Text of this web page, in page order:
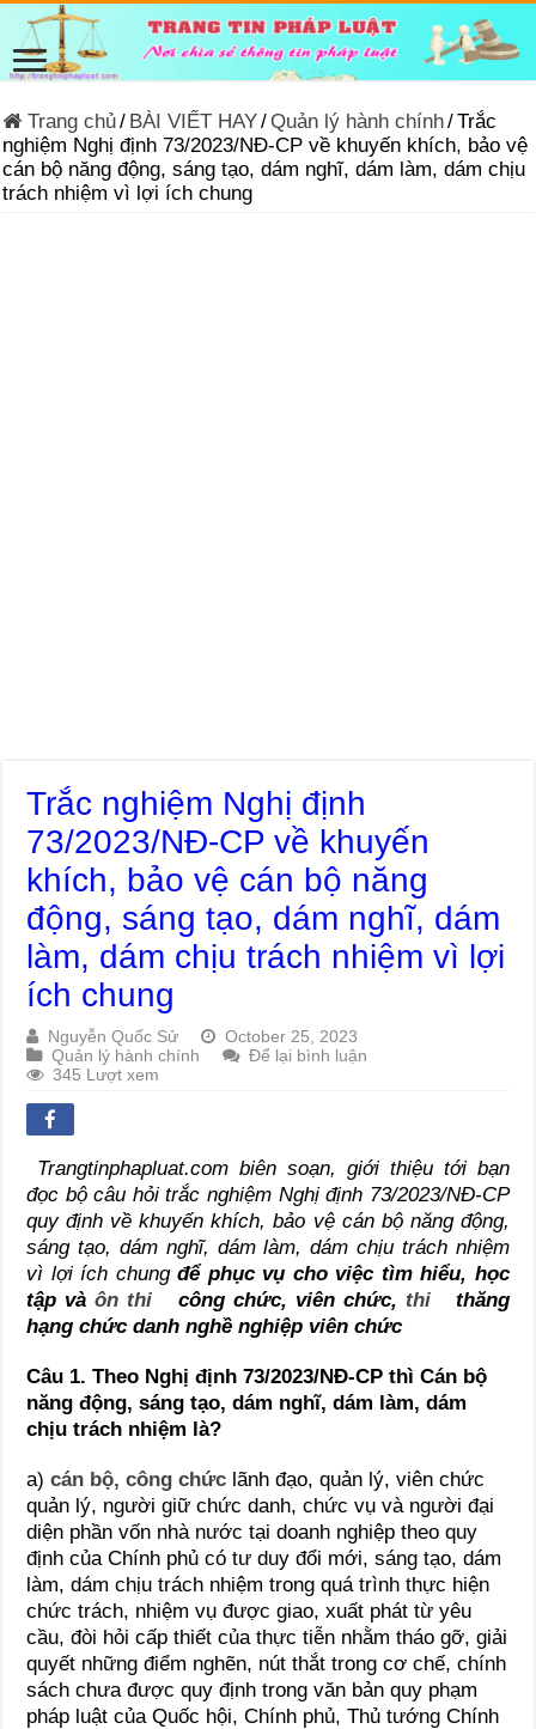
Trang chủ/ BÀI VIẾT HAY/Quản lý hành chính/Trắc
nghiệm Nghị định 73/2023/NĐ-CP về khuyến khích, bảo vệ
cán bộ năng động, sáng tạo, dám nghĩ, dám làm, dám chịu
trách nhiệm vì lợi ích chung
Trắc nghiệm Nghị định
73/2023/NĐ-CP về khuyến
khích, bảo vệ cán bộ năng
động, sáng tạo, dám nghĩ, dám
làm, dám chịu trách nhiệm vì lợi
ích chung
Nguyễn Quốc Sử
October 25, 2023
Quản lý hành chính
Để lại bình luận
345 Lượt xem
Trangtinphapluat.com biên soạn, giới thiệu tới bạn
đọc bộ câu hỏi trắc nghiệm Nghị định 73/2023/NĐ-CP
quy định về khuyến khích, bảo vệ cán bộ năng động,
sáng tạo, dám nghĩ, dám làm, dám chịu trách nhiệm
vì lợi ích chungđể phục vụ cho việc tìm hiểu, học
tập vàôn thi công chức, viên chức, thi
thăng
hạng chức danh nghề nghiệp viên chức
Câu 1. Theo Nghị định 73/2023/NĐ-CP thì Cán bộ
năng động, sáng tạo, dám nghĩ, dám làm, dám
chịu trách nhiệm là?
a)cán bộ, công chức lãnh đạo, quản lý, viên chức
quản lý, người giữ chức danh, chức vụ và người đại
diện phần vốn nhà nước tại doanh nghiệp theo quy
định của Chính phủ có tư duy đổi mới, sáng tạo, dám
làm, dám chịu trách nhiệm trong quá trình thực hiện
chức trách, nhiệm vụ được giao, xuất phát từ yêu
cầu, đòi hỏi cấp thiết của thực tiễn nhằm tháo gỡ, giải
quyết những điểm nghẽn, nút thắt trong cơ chế, chính
sách chưa được quy định trong văn bản quy phạm
pháp luật của Quốc hội, Chính phủ, Thủ tướng Chính